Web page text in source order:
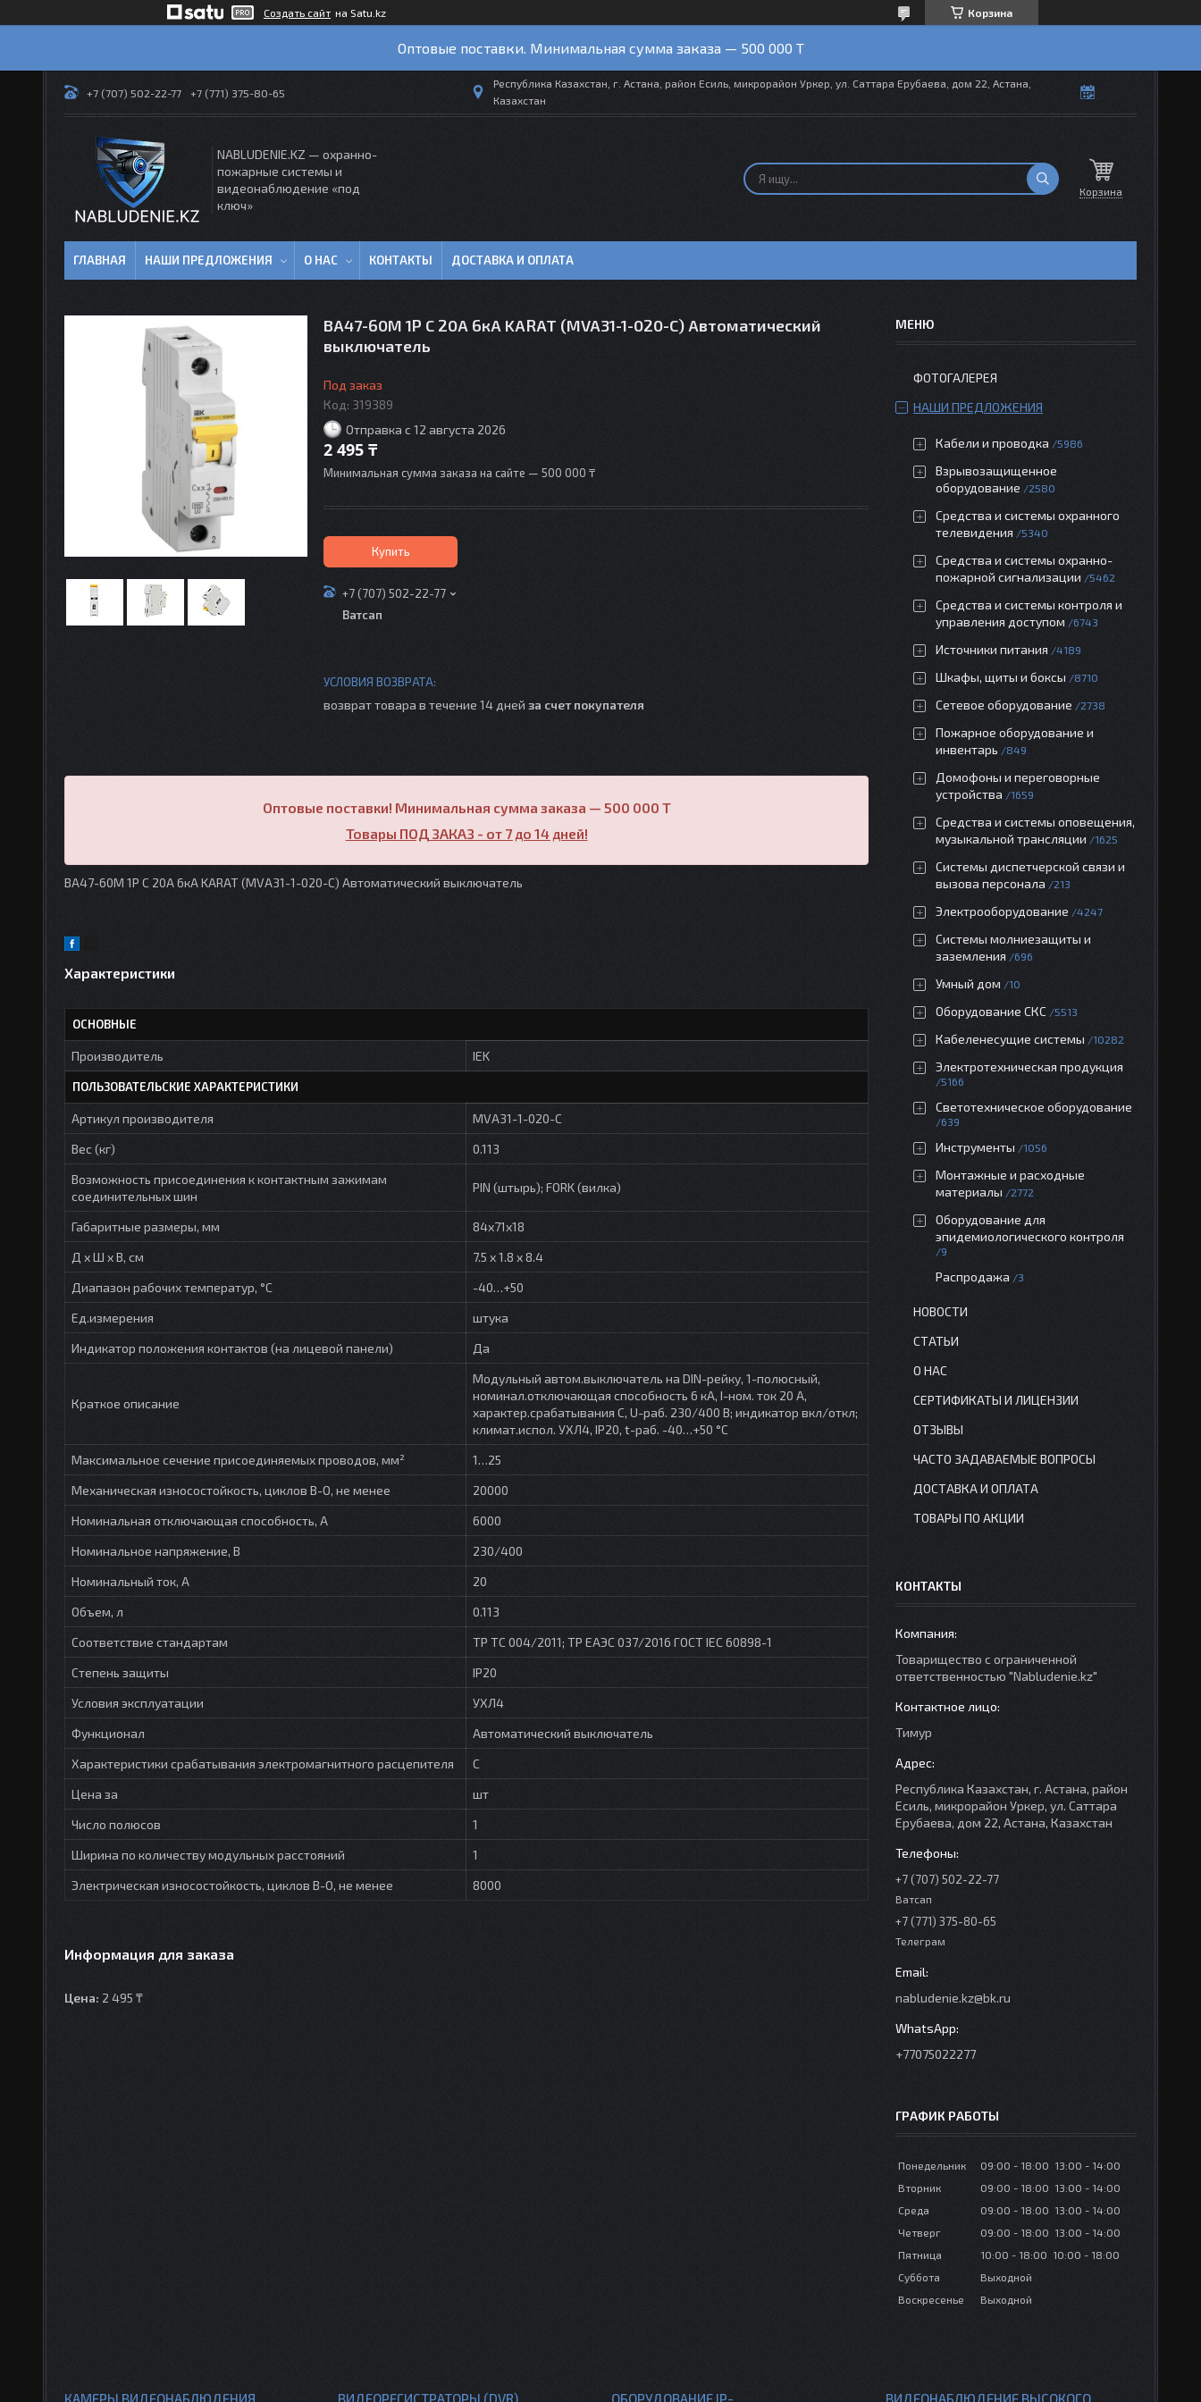
Создать сайт на Satu.kz Корзина
Оптовые поставки. Минимальная сумма заказа — 500 000 T
+7 (707) 502-22-77 +7 (771) 375-80-65
Республика Казахстан, г. Астана, район Есиль, микрорайон Уркер, ул. Саттара Ерубаева, дом 22, Астана,
Казахстан
NABLUDENIE.KZ — охранно-
пожарные системы и
видеонаблюдение «под
ключ»
Корзина
ГЛАВНАЯ НАШИ ПРЕДЛОЖЕНИЯ О НАС КОНТАКТЫ ДОСТАВКА И ОПЛАТА
ВА47-60M 1P C 20А 6кА KARAT (MVA31-1-020-C) Автоматический
выключатель
Под заказ
Код: 319389
Отправка с 12 августа 2026
2 495 ₸
Минимальная сумма заказа на сайте — 500 000 ₸
Купить
+7 (707) 502-22-77
Ватсап
возврат товара в течение 14 дней за счет покупателя
Оптовые поставки! Минимальная сумма заказа — 500 000 T
Товары ПОД ЗАКАЗ - от 7 до 14 дней!
ВА47-60M 1P C 20А 6кА KARAT (MVA31-1-020-C) Автоматический выключатель
Характеристики
ОСНОВНЫЕ
Производитель IEK
ПОЛЬЗОВАТЕЛЬСКИЕ ХАРАКТЕРИСТИКИ
Артикул производителя
MVA31-1-020-C
Вес (кг)
0.113
Возможность присоединения к контактным зажимам
соединительных шин
PIN (штырь); FORK (вилка)
Габаритные размеры, мм
84х71х18
Д х Ш х В, см
7.5 x 1.8 x 8.4
Диапазон рабочих температур, °С
-40…+50
Ед.измерения
штука
Индикатор положения контактов (на лицевой панели)
Да
Краткое описание
Модульный автом.выключатель на DIN-рейку, 1-полюсный,
номинал.отключающая способность 6 кА, I-ном. ток 20 A,
характер.срабатывания С, U-раб. 230/400 В; индикатор вкл/откл;
климат.испол. УХЛ4, IP20, t-раб. -40…+50 °С
Максимальное сечение присоединяемых проводов, мм²
1…25
Механическая износостойкость, циклов В-О, не менее
20000
Номинальная отключающая способность, А
6000
Номинальное напряжение, В
230/400
Номинальный ток, А
20
Объем, л
0.113
Соответствие стандартам
ТР ТС 004/2011; ТР ЕАЭС 037/2016 ГОСТ IEC 60898-1
Степень защиты
IP20
Условия эксплуатации
УХЛ4
Функционал
Автоматический выключатель
Характеристики срабатывания электромагнитного расцепителя
С
Цена за
шт
Число полюсов
1
Ширина по количеству модульных расстояний
1
Электрическая износостойкость, циклов В-О, не менее
8000
Информация для заказа
Цена: 2 495 ₸
ФОТОГАЛЕРЕЯ
НАШИ ПРЕДЛОЖЕНИЯ
Кабели и проводка 5986
Взрывозащищенное
оборудование
2580
Средства и системы охранного
телевидения
5340
Средства и системы охранно-
пожарной сигнализации
5462
Средства и системы контроля и
управления доступом
6743
Источники питания 4189
Шкафы, щиты и боксы 8710
Сетевое оборудование 2738
Пожарное оборудование и
инвентарь
849
Домофоны и переговорные
устройства
1659
Средства и системы оповещения,
музыкальной трансляции
1625
Системы диспетчерской связи и
вызова персонала
213
Электрооборудование 4247
Системы молниезащиты и
заземления
696
Умный дом 10
Оборудование СКС 5513
Кабеленесущие системы 10282
Электротехническая продукция
5166
Светотехническое оборудование
639
Инструменты 1056
Монтажные и расходные
материалы
2772
Оборудование для
эпидемиологического контроля
9
Распродажа 3
НОВОСТИ
СТАТЬИ
О НАС
СЕРТИФИКАТЫ И ЛИЦЕНЗИИ
ОТЗЫВЫ
ЧАСТО ЗАДАВАЕМЫЕ ВОПРОСЫ
ДОСТАВКА И ОПЛАТА
ТОВАРЫ ПО АКЦИИ
КОНТАКТЫ
Товарищество с ограниченной
ответственностью "Nabludenie.kz"
Тимур
Республика Казахстан, г. Астана, район
Есиль, микрорайон Уркер, ул. Саттара
Ерубаева, дом 22, Астана, Казахстан
+7 (707) 502-22-77
Ватсап
+7 (771) 375-80-65
Телеграм
nabludenie.kz@bk.ru
+77075022277
ГРАФИК РАБОТЫ
Понедельник 09:00 18:00 13:00
14:00
Вторник
09:00 18:00 13:00
14:00
Среда
09:00 18:00 13:00
14:00
Четверг
09:00 18:00 13:00
14:00
Пятница
10:00 18:00 10:00
18:00
Суббота
Выходной
Воскресенье
Выходной
КАМЕРЫ ВИДЕОНАБЛЮДЕНИЯ ВИДЕОРЕГИСТРАТОРЫ (DVR) ОБОРУДОВАНИЕ IP- ВИДЕОНАБЛЮДЕНИЕ ВЫСОКОГО